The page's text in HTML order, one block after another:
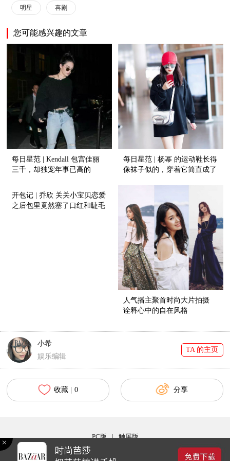
明星 喜剧
您可能感兴趣的文章
每日星范 | Kendall 包宫佳丽
三千，却独宠年事已高的
每日星范 | 杨幂 的运动鞋长得
像袜子似的，穿着它简直成了
开包记 | 乔欣 关关小宝贝恋爱
之后包里竟然塞了口红和睫毛
人气播主聚首时尚大片拍摄
诠释心中的自在风格
小希
娱乐编辑
TA 的主页
收藏 | 0 分享
PC版 | 触屏版
2016©时尚芭莎版权所有 京ICP备09102038号-16